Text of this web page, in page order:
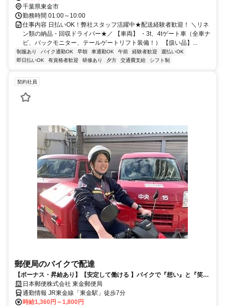
千葉県東金市
勤務時間 01:00～10:00
仕事内容 日払いOK！弊社スタッフ活躍中★配送経験者歓迎！ ＼リネ
ン類の納品・回収ドライバー★／ 【車両】 ・3t、4tゲート車（全車ナ
ビ、バックモニター、テールゲートリフト装備！） 【扱い品】...
制服あり バイク通勤OK 早朝 車通勤OK 午前 経験者歓迎
週払いOK
即日払いOK
有資格者歓迎 研修あり 夕方 交通費支給 シフト制
契約社員
郵便局のバイクで配達
【ボーナス・昇給あり】【安定して働ける 】バイクで『想い』と『笑
顔』をつなぐお仕事してみませんか？
日本郵便株式会社 東金郵便局
通勤情報 JR東金線「東金駅」徒歩7分
時給1,360円～1,800円